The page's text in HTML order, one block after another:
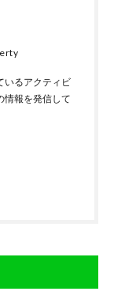
いるアクティビ
情報を発信して